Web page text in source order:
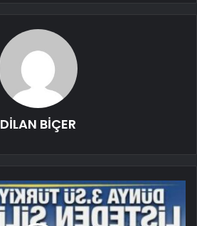
DİLAN BİÇER